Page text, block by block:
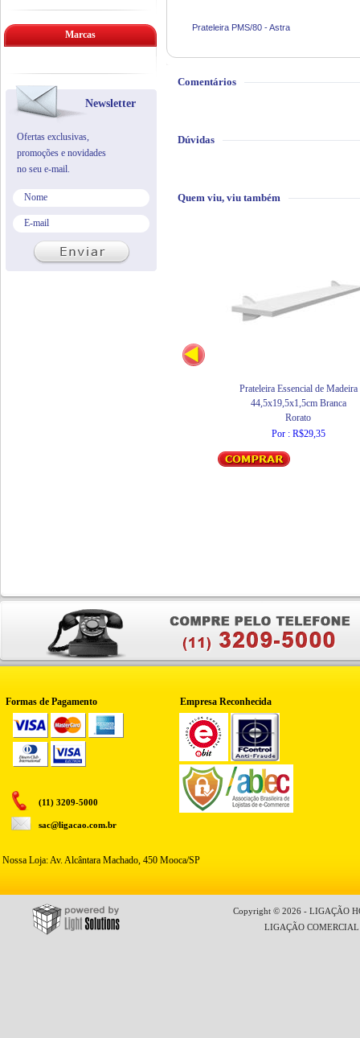
Prateleira PMS/80 - Astra
Comentários
Dúvidas
Quem viu, viu também
Prateleira Essencial de Madeira
44,5x19,5x1,5cm Branca
Rorato
Por : R$29,35
Marcas
Newsletter
Ofertas exclusivas,
promoções e novidades
no seu e-mail.
Formas de Pagamento Empresa Reconhecida
(11) 3209-5000
sac@ligacao.com.br
Nossa Loja: Av. Alcântara Machado, 450 Mooca/SP
Copyright © 2026 - LIGAÇÃO
LIGAÇÃO